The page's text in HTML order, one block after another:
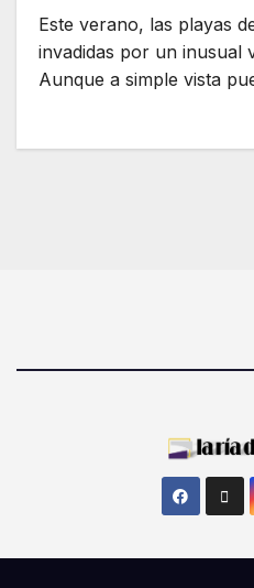
Este verano, las playas
invadidas por un inusual
Aunque a simple vista